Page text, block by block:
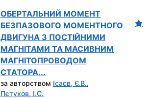
ОБЕРТАЛЬНИЙ МОМЕНТ
БЕЗПАЗОВОГО МОМЕНТНОГО
ДВИГУНА З ПОСТІЙНИМИ
МАГНІТАМИ ТА МАСИВНИМ
МАГНІТОПРОВОДОМ
СТАТОРА...
за авторством Ісаєв, Є.В.,
Пєтухов, І.С.